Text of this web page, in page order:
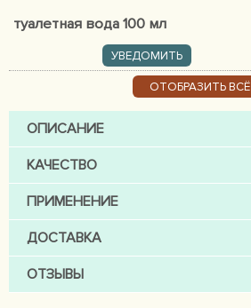
туалетная вода 100 мл
УВЕДОМИТЬ
ОТОБРАЗИТЬ ВСЁ
ОПИСАНИЕ
КАЧЕСТВО
ПРИМЕНЕНИЕ
ДОСТАВКА
ОТЗЫВЫ